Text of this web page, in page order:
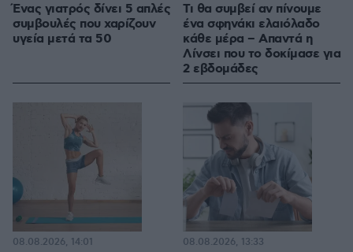
Ένας γιατρός δίνει 5 απλές
συμβουλές που χαρίζουν
υγεία μετά τα 50
Τι θα συμβεί αν πίνουμε
ένα σφηνάκι ελαιόλαδο
κάθε μέρα – Απαντά η
Λίνσει που το δοκίμασε για
2 εβδομάδες
08.08.2026, 14:01 08.08.2026, 13:33